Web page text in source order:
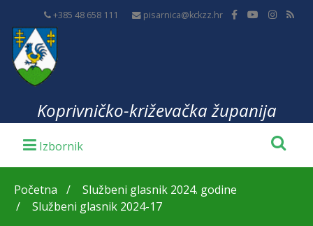
+385 48 658 111 pisarnica@kckzz.hr
Koprivničko-križevačka županija
Početna
Službeni glasnik 2024. godine
Službeni glasnik 2024-17